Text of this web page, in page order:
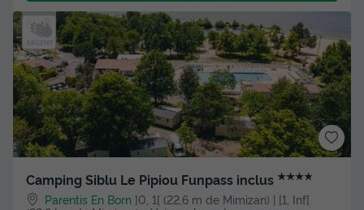
Camping Siblu Le Pipiou Funpass inclus ★★★★
Parentis En Born ]0, 1[ (22,6 m de Mimizan) | [1, Inf[